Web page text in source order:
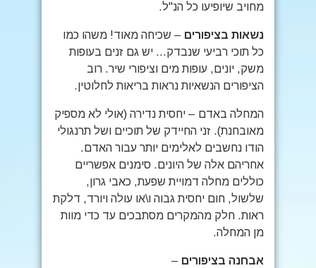
מחויב שיופיעו כל הנ"ל.
נשאות בציפורים – שכיחה מאוד! משהו כמו
כל תוכי רביעי שנבדק… יש גם זנים בעופות
משק, יונים, עופות מים וציפורי שיר. רוב
הציפורים הנשאיות נראות בריאות לחלוטין.
המחלה באדם – יחסית נדירה (אולי לא מספיק
מאובחנת). זני החיידק של תוכיים ושל תרנגולי
הודו נחשבים לאלימים יותר עבור האדם.
אחריהם אלה של היונים. סימנים אפשריים
כוללים מחלה דמויית שפעת, כאבי גרון,
שלשול, חום יחסית גבוה ו\או עולה ויורד, דלקת
ראות. חלק מהמקרים מסתבכים עד כדי מוות
מן המחלה.
אבחנה בציפורים –